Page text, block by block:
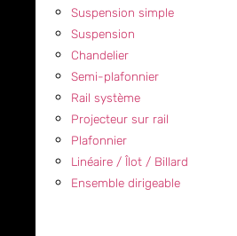
Suspension simple
Suspension
Chandelier
Semi-plafonnier
Rail système
Projecteur sur rail
Plafonnier
Linéaire / Îlot / Billard
Ensemble dirigeable